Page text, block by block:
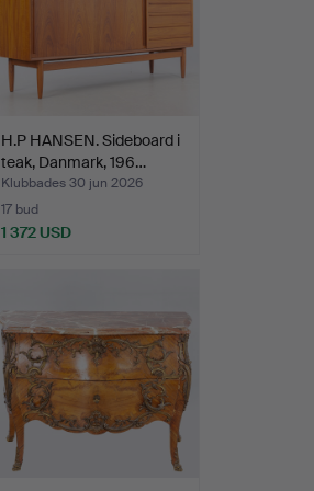
H.P HANSEN. Sideboard i
teak, Danmark, 196…
Klubbades 30 jun 2026
17 bud
1 372 USD